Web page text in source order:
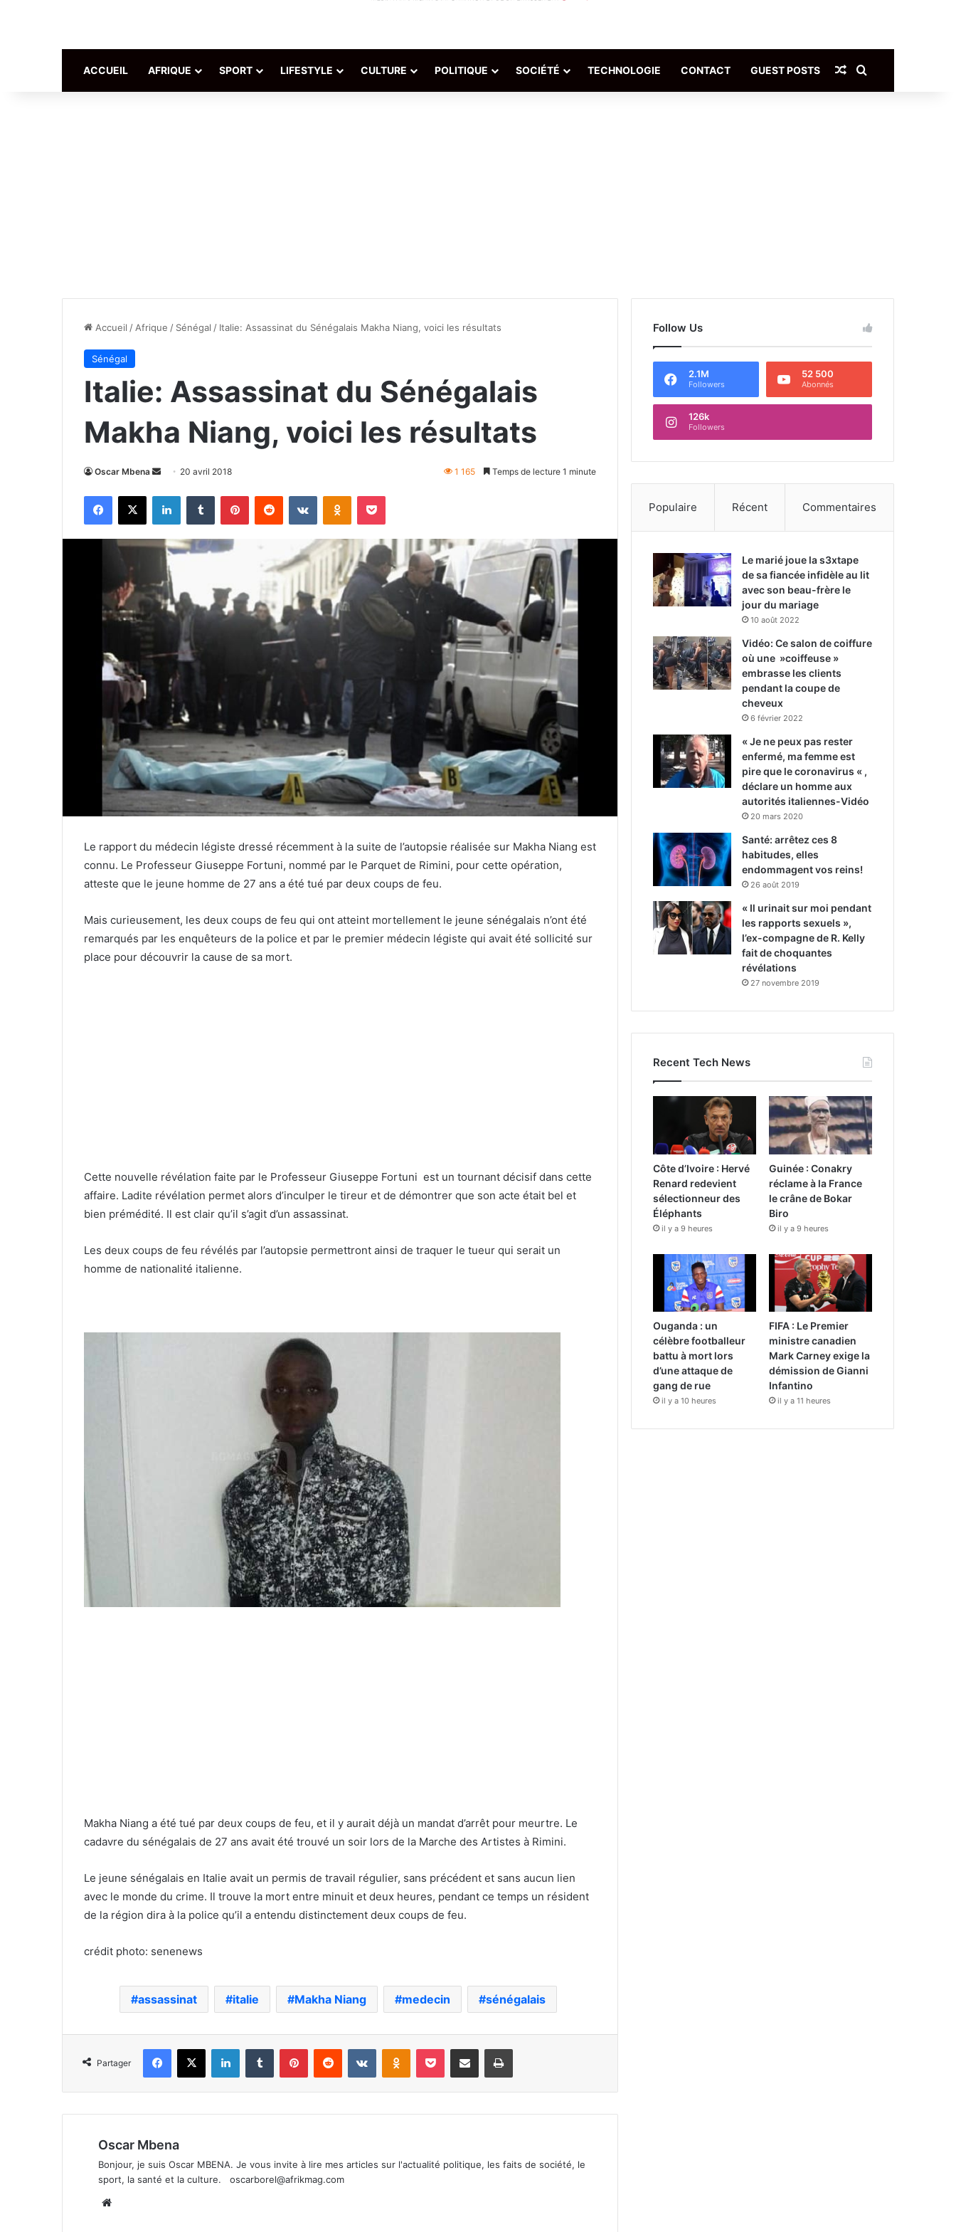
ACCUEIL AFRIQUE SPORT LIFESTYLE CULTURE POLITIQUE SOCIÉTÉ TECHNOLOGIE CONTACT GUEST POSTS Article Aléatoire
Accueil / Afrique / Sénégal / Italie: Assassinat du Sénégalais Makha Niang, voici les résultats
Sénégal
Italie: Assassinat du Sénégalais
Makha Niang, voici les résultats
Oscar Mbena
Envoyer
courriel
20 avril 2018 1 165 Temps de lecture 1 minute
Facebook
X LinkedinTumblr PinterestReddit VKontakteOdnoklassniki
Pocket
Le rapport du médecin légiste dressé récemment à la suite de l’autopsie réalisée sur Makha Niang est
connu. Le Professeur Giuseppe Fortuni, nommé par le Parquet de Rimini, pour cette opération,
atteste que le jeune homme de 27 ans a été tué par deux coups de feu.
Mais curieusement, les deux coups de feu qui ont atteint mortellement le jeune sénégalais n’ont été
remarqués par les enquêteurs de la police et par le premier médecin légiste qui avait été sollicité sur
place pour découvrir la cause de sa mort.
Cette nouvelle révélation faite par le Professeur Giuseppe Fortuni est un tournant décisif dans cette
affaire. Ladite révélation permet alors d’inculper le tireur et de démontrer que son acte était bel et
bien prémédité. Il est clair qu’il s’agit d’un assassinat.
Les deux coups de feu révélés par l’autopsie permettront ainsi de traquer le tueur qui serait un
homme de nationalité italienne.
Makha Niang a été tué par deux coups de feu, et il y aurait déjà un mandat d’arrêt pour meurtre. Le
cadavre du sénégalais de 27 ans avait été trouvé un soir lors de la Marche des Artistes à Rimini.
Le jeune sénégalais en Italie avait un permis de travail régulier, sans précédent et sans aucun lien
avec le monde du crime. Il trouve la mort entre minuit et deux heures, pendant ce temps un résident
de la région dira à la police qu’il a entendu distinctement deux coups de feu.
crédit photo: senenews
assassinat italie Makha Niang medecin sénégalais
Partager
Facebook
X LinkedinTumblr PinterestReddit VKontakteOdnoklassniki
Pocket Partager par email Imprimer
Oscar Mbena
Bonjour, je suis Oscar MBENA. Je vous invite à lire mes articles sur l'actualité politique, les faits de société, le
sport, la santé et la culture. oscarborel@afrikmag.com
Follow Us
2.1M
Followers
52 500
Abonnés
126k
Followers
Populaire Récent Commentaires
Le marié joue la s3xtape
de sa fiancée infidèle au lit
avec son beau-frère le
jour du mariage
10 août 2022
Vidéo: Ce salon de coiffure
où une »coiffeuse »
embrasse les clients
pendant la coupe de
cheveux
6 février 2022
« Je ne peux pas rester
enfermé, ma femme est
pire que le coronavirus « ,
déclare un homme aux
autorités italiennes-Vidéo
20 mars 2020
Santé: arrêtez ces 8
habitudes, elles
endommagent vos reins!
26 août 2019
« Il urinait sur moi pendant
les rapports sexuels »,
l’ex-compagne de R. Kelly
fait de choquantes
révélations
27 novembre 2019
Recent Tech News
Côte d’Ivoire : Hervé
Renard redevient
sélectionneur des
Éléphants
il y a 9 heures
Guinée : Conakry
réclame à la France
le crâne de Bokar
Biro
il y a 9 heures
Ouganda : un
célèbre footballeur
battu à mort lors
d’une attaque de
gang de rue
il y a 10 heures
FIFA : Le Premier
ministre canadien
Mark Carney exige la
démission de Gianni
Infantino
il y a 11 heures